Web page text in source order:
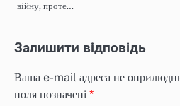
війну, проте…
Залишити відповідь
Ваша e-mail адреса не
поля позначені *